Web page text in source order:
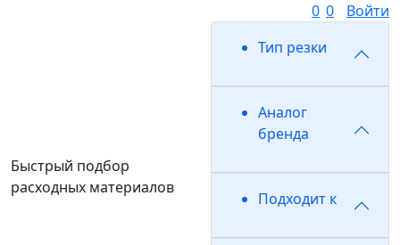
0 0 Войти
Быстрый подбор
расходных материалов
Тип резки
Аналог
бренда
Подходит к